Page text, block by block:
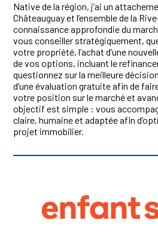
Native de la région, j’ai un
Châteauguay et l’ensemble de la
connaissance approfondie du
vous conseiller stratégiquement,
votre propriété, l’achat d’une
de vos options, incluant le
questionnez sur la meilleure
d’une évaluation gratuite afin de
votre position sur le marché et
objectif est simple : vous
claire, humaine et adaptée afin
projet immobilier.